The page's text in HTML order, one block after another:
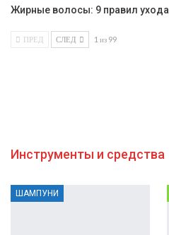
Жирные волосы: 9 правил ухода
ПРЕД СЛЕД 1 из 99
Инструменты и средства
ШАМПУНИ